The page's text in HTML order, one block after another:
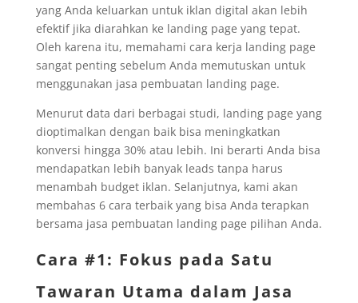
yang Anda keluarkan untuk iklan digital akan lebih
efektif jika diarahkan ke landing page yang tepat.
Oleh karena itu, memahami cara kerja landing page
sangat penting sebelum Anda memutuskan untuk
menggunakan jasa pembuatan landing page.
Menurut data dari berbagai studi, landing page yang
dioptimalkan dengan baik bisa meningkatkan
konversi hingga 30% atau lebih. Ini berarti Anda bisa
mendapatkan lebih banyak leads tanpa harus
menambah budget iklan. Selanjutnya, kami akan
membahas 6 cara terbaik yang bisa Anda terapkan
bersama jasa pembuatan landing page pilihan Anda.
Cara #1: Fokus pada Satu
Tawaran Utama dalam Jasa